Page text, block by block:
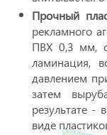
Прочный
рекламного
ПВХ 0,3 мм,
ламинация,
давлением
затем
результате -
виде